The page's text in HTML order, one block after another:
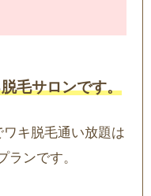
毛サロンです。
キ脱毛通い放題は
ランです。